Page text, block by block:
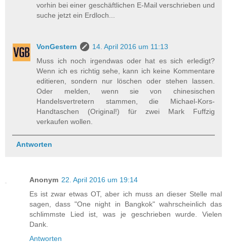
vorhin bei einer geschäftlichen E-Mail verschrieben und
suche jetzt ein Erdloch...
VonGestern
14. April 2016 um 11:13
Muss ich noch irgendwas oder hat es sich erledigt?
Wenn ich es richtig sehe, kann ich keine Kommentare
editieren, sondern nur löschen oder stehen lassen.
Oder melden, wenn sie von chinesischen
Handelsvertretern stammen, die Michael-Kors-
Handtaschen (Original!) für zwei Mark Fuffzig
verkaufen wollen.
Antworten
Anonym 22. April 2016 um 19:14
Es ist zwar etwas OT, aber ich muss an dieser Stelle mal
sagen, dass "One night in Bangkok" wahrscheinlich das
schlimmste Lied ist, was je geschrieben wurde. Vielen
Dank.
Antworten